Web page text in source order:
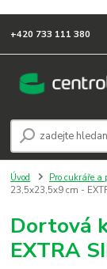
+420 733 111 380
Úvod Pro cukráře a
23,5x23,5x9 cm -
Dortová
EXTRA